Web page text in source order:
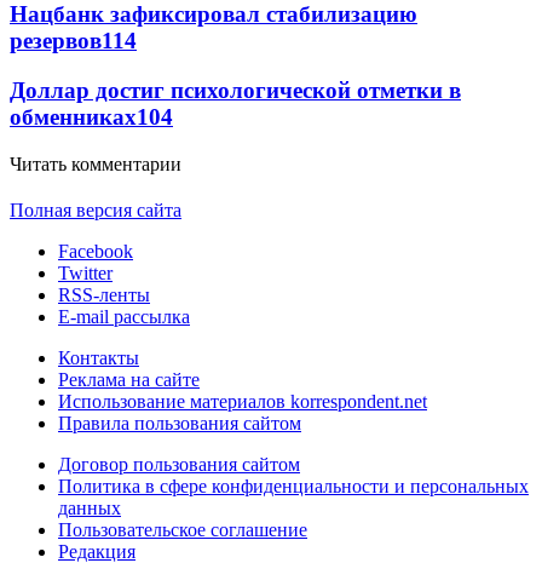
Нацбанк зафиксировал стабилизацию
резервов114
Доллар достиг психологической отметки в
обменниках104
Читать комментарии
Полная версия сайта
Facebook
Twitter
RSS-ленты
E-mail рассылка
Контакты
Реклама на сайте
Использование материалов korrespondent.net
Правила пользования сайтом
Договор пользования сайтом
Политика в сфере конфиденциальности и персональных
данных
Пользовательское соглашение
Редакция